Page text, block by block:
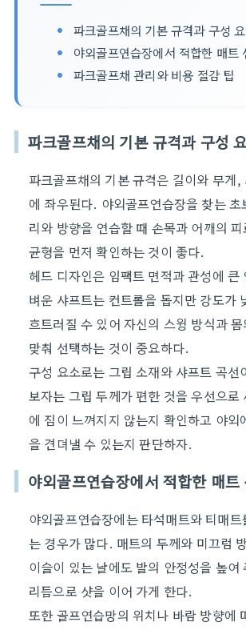
파크골프채의 기본 규격과 구성
야외골프연습장에서 적합한 매트
파크골프채 관리와 비용 절감 팁
파크골프채의 기본 규격과 구성
파크골프채의 기본 규격은 길이와 무게
에 좌우된다. 야외골프연습장을 찾는 초
리와 방향을 연습할 때 손목과 어깨의
균형을 먼저 확인하는 것이 좋다.
헤드 디자인은 임팩트 면적과 관성에
벼운 샤프트는 컨트롤을 돕지만 강도가
흐트러질 수 있어 자신의 스윙 방식과
맞춰 선택하는 것이 중요하다.
구성 요소로는 그립 소재와 샤프트 곡
보자는 그립 두께가 편한 것을 우선으로
에 짐이 느껴지지 않는지 확인하고 야외
을 견뎌낼 수 있는지 판단하자.
야외골프연습장에서 적합한 매트
야외골프연습장에는 타석매트와 티매
는 경우가 많다. 매트의 두께와 미끄럼
이슬이 있는 날에도 발의 안정성을 높여
리듬으로 샷을 이어 가게 한다.
또한 골프연습망의 위치나 바람 방향에